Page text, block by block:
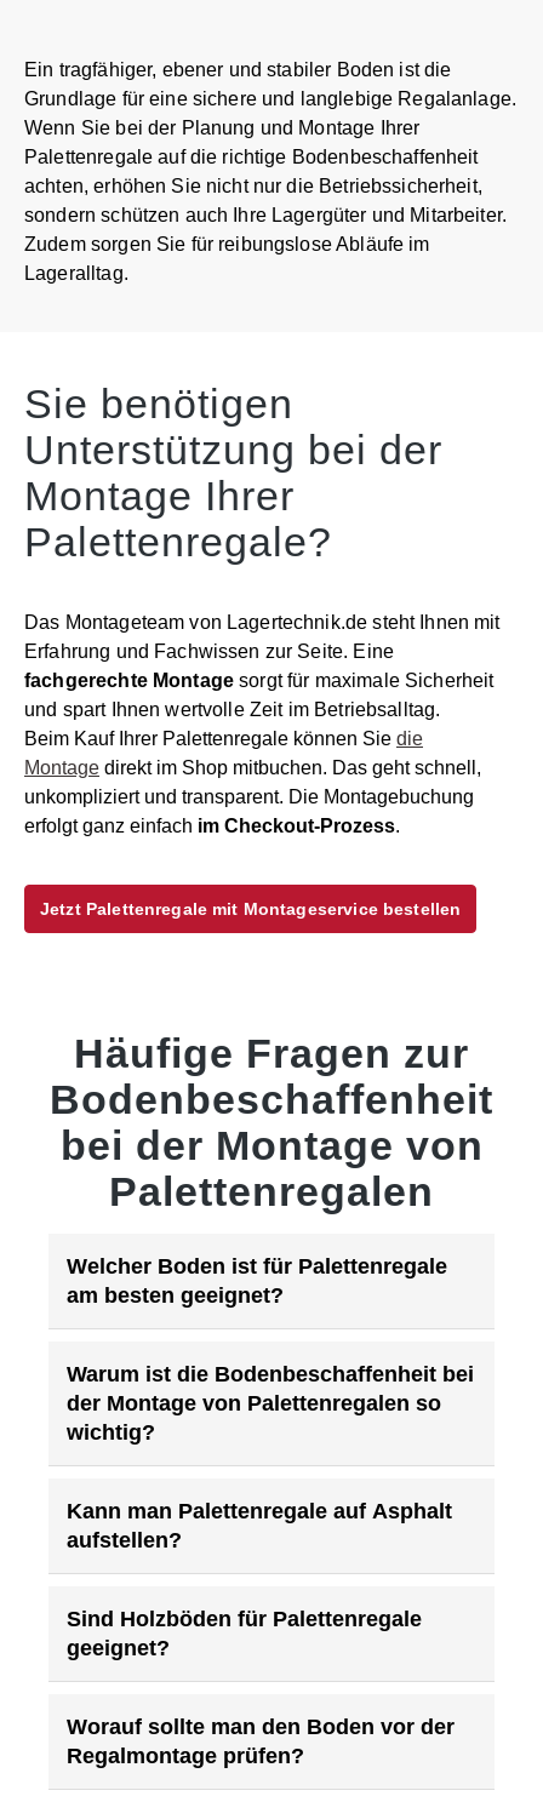
Ein tragfähiger, ebener und stabiler Boden ist die
Grundlage für eine sichere und langlebige Regalanlage.
Wenn Sie bei der Planung und Montage Ihrer
Palettenregale auf die richtige Bodenbeschaffenheit
achten, erhöhen Sie nicht nur die Betriebssicherheit,
sondern schützen auch Ihre Lagergüter und Mitarbeiter.
Zudem sorgen Sie für reibungslose Abläufe im
Lageralltag.
Sie benötigen
Unterstützung bei der
Montage Ihrer
Palettenregale?
Das Montageteam von Lagertechnik.de steht Ihnen mit
Erfahrung und Fachwissen zur Seite. Eine
fachgerechte Montage sorgt für maximale Sicherheit
und spart Ihnen wertvolle Zeit im Betriebsalltag.
Beim Kauf Ihrer Palettenregale können Sie die
Montage direkt im Shop mitbuchen. Das geht schnell,
unkompliziert und transparent. Die Montagebuchung
erfolgt ganz einfach im Checkout-Prozess.
Jetzt Palettenregale mit Montageservice bestellen
Häufige Fragen zur
Bodenbeschaffenheit
bei der Montage von
Palettenregalen
Welcher Boden ist für Palettenregale
am besten geeignet?
Warum ist die Bodenbeschaffenheit bei
der Montage von Palettenregalen so
wichtig?
Kann man Palettenregale auf Asphalt
aufstellen?
Sind Holzböden für Palettenregale
geeignet?
Worauf sollte man den Boden vor der
Regalmontage prüfen?